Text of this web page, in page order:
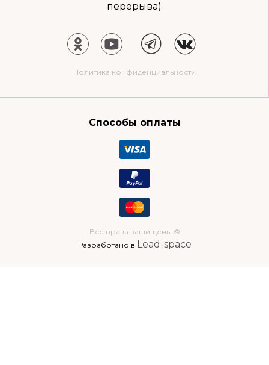
перерыва)
Политика конфиденциальности
Способы оплаты
Все права защищены ©
Разработано в Lead-space